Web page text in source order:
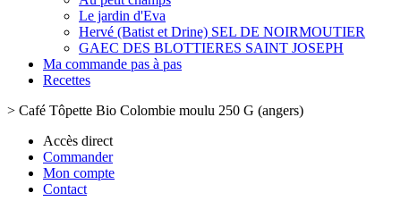
Le jardin d'Eva
Hervé (Batist et Drine) SEL DE NOIRMOUTIER
GAEC DES BLOTTIERES SAINT JOSEPH
Ma commande pas à pas
Recettes
> Café Tôpette Bio Colombie moulu 250 G (angers)
Accès direct
Commander
Mon compte
Contact